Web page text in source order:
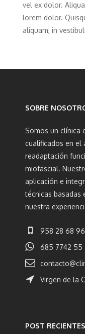
vel ex dolor.
lorem dolor.
aliquam, in
SOBRE
Somos un clínica
cualificados en el
readaptación
miofascial.
aplicación e
técnicas basadas
nuestra
958 28 68 96
685 7742 55
Virgen de la
POST RECIENTES